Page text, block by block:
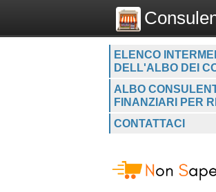
ELENCO
DELL'ALBO DEI
ALBO
FINANZIARI PER
CONTATTACI